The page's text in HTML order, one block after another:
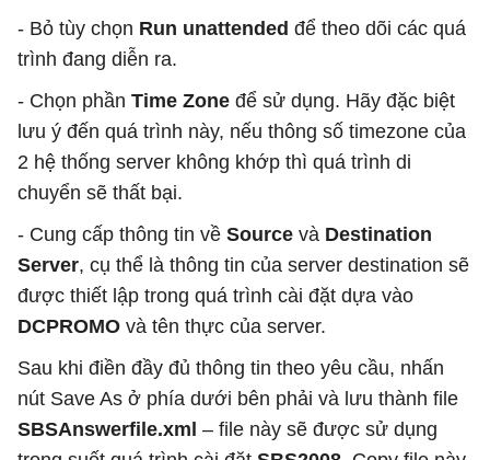
- Bỏ tùy chọn Run unattended để theo dõi các quá
trình đang diễn ra.
- Chọn phần Time Zone để sử dụng. Hãy đặc biệt
lưu ý đến quá trình này, nếu thông số timezone của
2 hệ thống server không khớp thì quá trình di
chuyển sẽ thất bại.
- Cung cấp thông tin về Source và Destination
Server, cụ thể là thông tin của server destination sẽ
được thiết lập trong quá trình cài đặt dựa vào
DCPROMO và tên thực của server.
Sau khi điền đầy đủ thông tin theo yêu cầu, nhấn
nút Save As ở phía dưới bên phải và lưu thành file
SBSAnswerfile.xml – file này sẽ được sử dụng